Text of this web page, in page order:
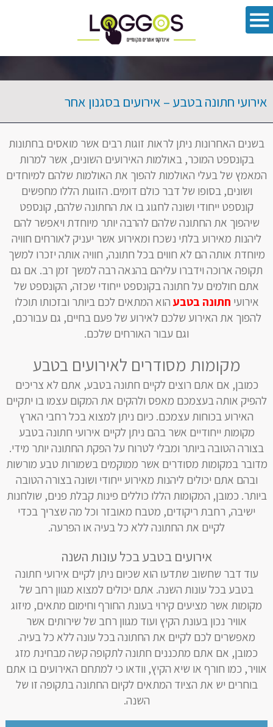
אירועי חתונה בטבע – אירועים בסגנון אחר
בשנים האחרונות ניתן לראות זוגות רבים אשר מואסים בחתונות
בקונספט המוכר, באולמות האירועים השונים, אשר למרות
המאמץ של בעלי האולמות להפוך את האולמות שלהם למיוחדים
ושונים, בסופו של דבר כולם דומים. הזוגות הללו מחפשים
קונספט ייחודי ושונה לחגוג בו את החתונה שלהם, קונספט
שיהפוך את החתונה שלהם להרבה יותר מיוחדת ויאפשר להם
ליהנות מאירוע בלתי נשכח ומאירוע אשר יעניק לאורחים חוויה
מיוחדת אותה הם לא חווים בכל חתונה, חוויה אותה יזכרו למשך
תקופה ארוכה וידברו עליהם בהנאה רבה למשך זמן רב. אם גם
אתם חולמים על חתונה בקונספט ייחודי שכזה, הקונספט של
אירועי חתונה בטבעהוא המתאים לכם ביותר ובזכותו תוכלו
להפוך את האירוע שלכם לאירוע של פעם בחיים, גם עבורכם,
וגם עבור האורחים שלכם.
מקומות מסודרים לאירועים בטבע
כמובן, אם אתם רוצים לקיים חתונה בטבע, אתם לא צריכים
להפיק אותה בעצמכם מאפס ולהקים את המקום עצמו בו יתקיים
האירוע בכוחות עצמכם. כיום ניתן למצוא בכל רחבי הארץ
מקומות ייחודיים אשר בהם ניתן לקיים אירועי חתונה בטבע
בצורה הטובה ביותר ומבלי לטרוח על הפקת החתונה יותר מידי.
מדובר במקומות מסודרים אשר ממוקמים בשמורות טבע מורשות
ובהם אתם יכולים ליהנות מאירוע ייחודי ושונה בצורה הטובה
ביותר. כמובן, המקומות הללו כוללים פינות קבלת פנים, שולחנות
ישיבה, רחבת ריקודים, מטבח מאובזר וכל מה שצריך בכדי
לקיים את החתונה ללא כל בעיה או הפרעה.
אירועים בטבע בכל עונות השנה
עוד דבר שחשוב שתדעו הוא שכיום ניתן לקיים אירועי חתונה
בטבע בכל עונות השנה. אתם יכולים למצוא מגוון רחב של
מקומות אשר מציעים קירוי בעונת החורף וחימום מתאים, מיזוג
אוויר נכון בעונת הקיץ ועוד מגוון רחב של שירותים אשר
מאפשרים לכם לקיים את החתונה בכל עונה ללא כל בעיה.
כמובן, אם אתם מתכננים חתונה לתקופה קשה מבחינת מזג
אוויר, כמו חורף או שיא הקיץ, וודאו כי למתחם האירועים בו אתם
בוחרים יש את הציוד המתאים לקיום החתונה בתקופה זו של
השנה.